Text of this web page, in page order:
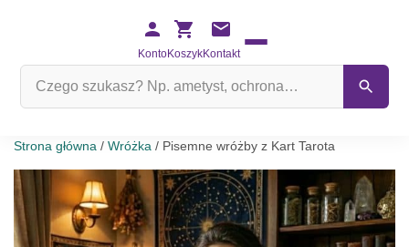
KontoKoszykKontakt
Strona główna / Wróżka / Pisemne wróżby z Kart Tarota